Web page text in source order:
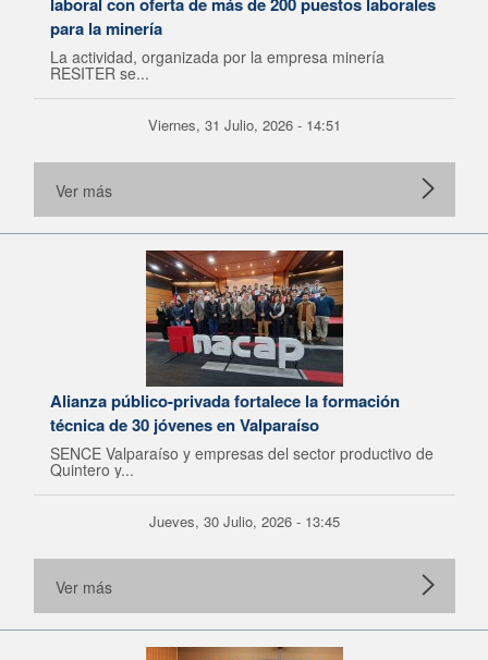
para la minería
La actividad, organizada por la empresa minería
RESITER se...
Viernes, 31 Julio, 2026 - 14:51
Ver más
Alianza público-privada fortalece la formación
técnica de 30 jóvenes en Valparaíso
SENCE Valparaíso y empresas del sector productivo de
Quintero y...
Jueves, 30 Julio, 2026 - 13:45
Ver más